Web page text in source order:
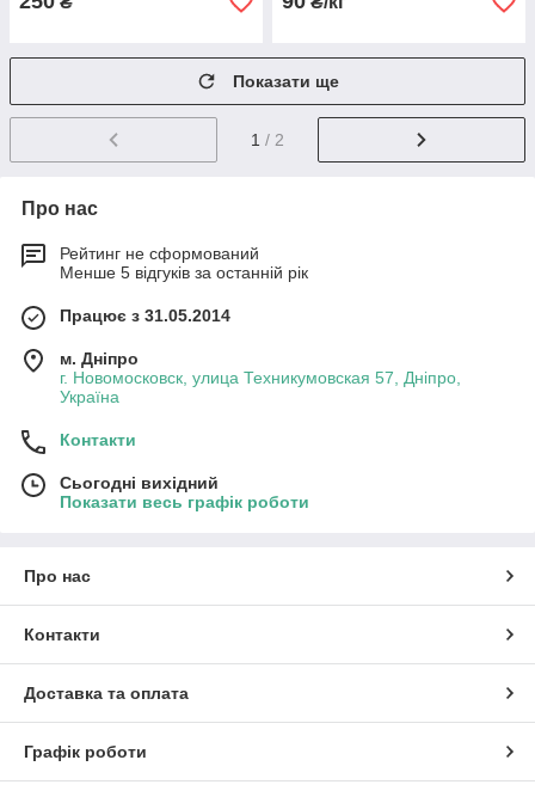
Показати ще
1 / 2
Про нас
Рейтинг не сформований
Менше 5 відгуків за останній рік
Працює з 31.05.2014
м. Дніпро
г. Новомосковск, улица Техникумовская 57, Дніпро,
Україна
Контакти
Сьогодні вихідний
Показати весь графік роботи
Про нас
Контакти
Доставка та оплата
Графік роботи